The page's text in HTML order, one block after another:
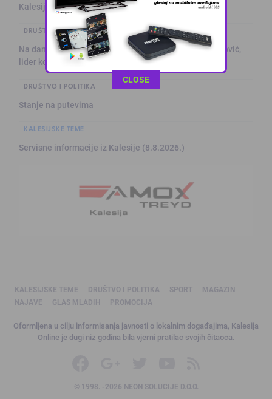
Kalesija: Kuća za odmor sa grijanim bazenom
DRUŠTVO I POLITIKA
Na današnji dan prije 101. godine rođen Alija Izetbegović,
lider ko …
DRUŠTVO I POLITIKA
Stanje na putevima
KALESIJSKE TEME
Servisne informacije iz Kalesije (8.8.2026.)
KALESIJSKE TEME DRUŠTVO I POLITIKA SPORT
MAGAZIN
NAJAVE
GLAS MLADIH PROMOCIJA
Oformljena u cilju informisanja javnosti o lokalnim događajima, Kalesija
Online je dugi niz godina bila vjerni pratilac svojih čitaoca.
© 1998. -2026 NEON SOLUCIJE D.O.O.
This popup will close in:
CLOSE